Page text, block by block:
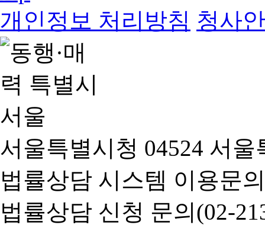
개인정보 처리방침 청사
서울특별시청 04524 서
법률상담 시스템 이용문
법률상담 신청 문의(02-